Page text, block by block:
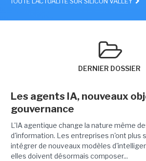
DERNIER DOSSIER
Les agents IA, nouveaux
gouvernance
L'IA agentique change la nature même
d'information. Les entreprises n'ont plus
intégrer de nouveaux modèles
elles doivent désormais composer...